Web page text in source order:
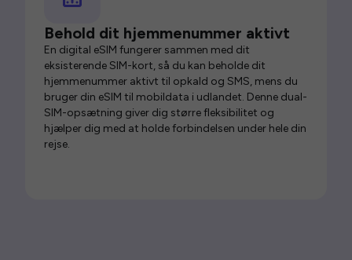
Behold dit hjemmenummer aktivt
En digital eSIM fungerer sammen med dit
eksisterende SIM-kort, så du kan beholde dit
hjemmenummer aktivt til opkald og SMS, mens du
bruger din eSIM til mobildata i udlandet. Denne dual-
SIM-opsætning giver dig større fleksibilitet og
hjælper dig med at holde forbindelsen under hele din
rejse.